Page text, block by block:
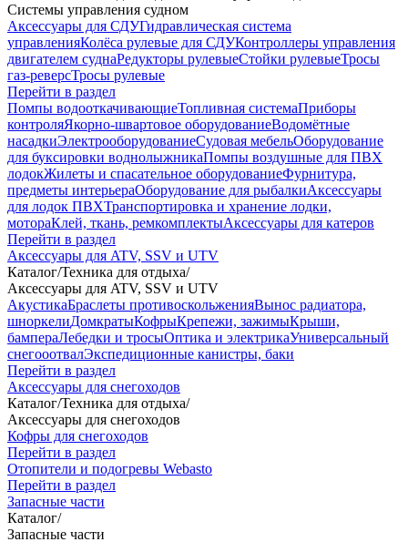
Системы управления судном
Аксессуары для СДУГидравлическая система
управленияКолёса рулевые для СДУКонтроллеры управления
двигателем суднаРедукторы рулевыеСтойки рулевыеТросы
газ-реверсТросы рулевые
Перейти в раздел
Помпы водооткачивающиеТопливная системаПриборы
контроляЯкорно-швартовое оборудованиеВодомётные
насадкиЭлектрооборудованиеСудовая мебельОборудование
для буксировки воднолыжникаПомпы воздушные для ПВХ
лодокЖилеты и спасательное оборудованиеФурнитура,
предметы интерьераОборудование для рыбалкиАксессуары
для лодок ПВХТранспортировка и хранение лодки,
мотораКлей, ткань, ремкомплектыАксессуары для катеров
Перейти в раздел
Аксессуары для ATV, SSV и UTV
Каталог/Техника для отдыха/
Аксессуары для ATV, SSV и UTV
АкустикаБраслеты противоскольженияВынос радиатора,
шноркелиДомкратыКофрыКрепежи, зажимыКрыши,
бампераЛебедки и тросыОптика и электрикаУниверсальный
снегооотвалЭкспедиционные канистры, баки
Перейти в раздел
Аксессуары для снегоходов
Каталог/Техника для отдыха/
Аксессуары для снегоходов
Кофры для снегоходов
Перейти в раздел
Отопители и подогревы Webasto
Перейти в раздел
Запасные части
Каталог/
Запасные части